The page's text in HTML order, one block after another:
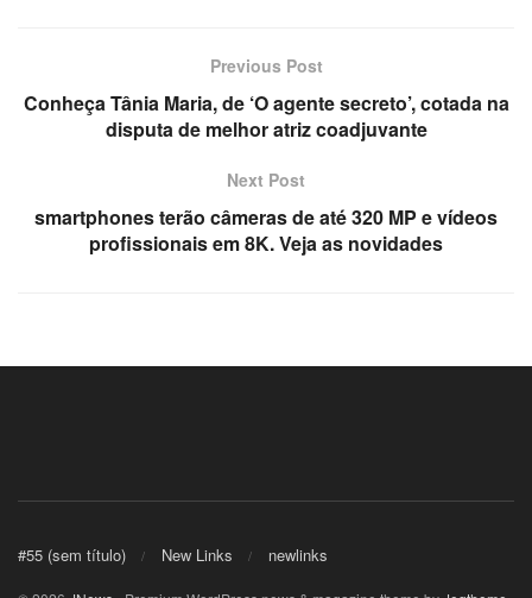
Previous Post
Conheça Tânia Maria, de ‘O agente secreto’, cotada na
disputa de melhor atriz coadjuvante
Next Post
smartphones terão câmeras de até 320 MP e vídeos
profissionais em 8K. Veja as novidades
#55 (sem título) New Links newlinks